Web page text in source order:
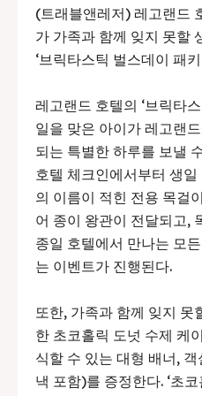
(트래블앤레저) 레고랜드
가 가족과 함께 잊지 못할
‘브릭타스틱 벌스데이 패
레고랜드 호텔의 ‘브릭타
일을 맞은 아이가 레고랜
되는 특별한 하루를 보낼
호텔 체크인에서부터 생
의 이름이 적힌 전용 목걸
어 종이 왕관이 전달되고,
종일 호텔에서 만나는 모
는 이벤트가 진행된다.
또한, 가족과 함께 잊지 못
한 초코홀릭 도넛 수제 케
식할 수 있는 대형 배너,
낵 포함)를 증정한다. ‘초